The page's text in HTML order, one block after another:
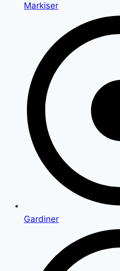
Markiser
Gardiner